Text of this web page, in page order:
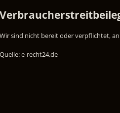
Wir sind nicht bereit oder verpflichtet,
Quelle: e-recht24.de